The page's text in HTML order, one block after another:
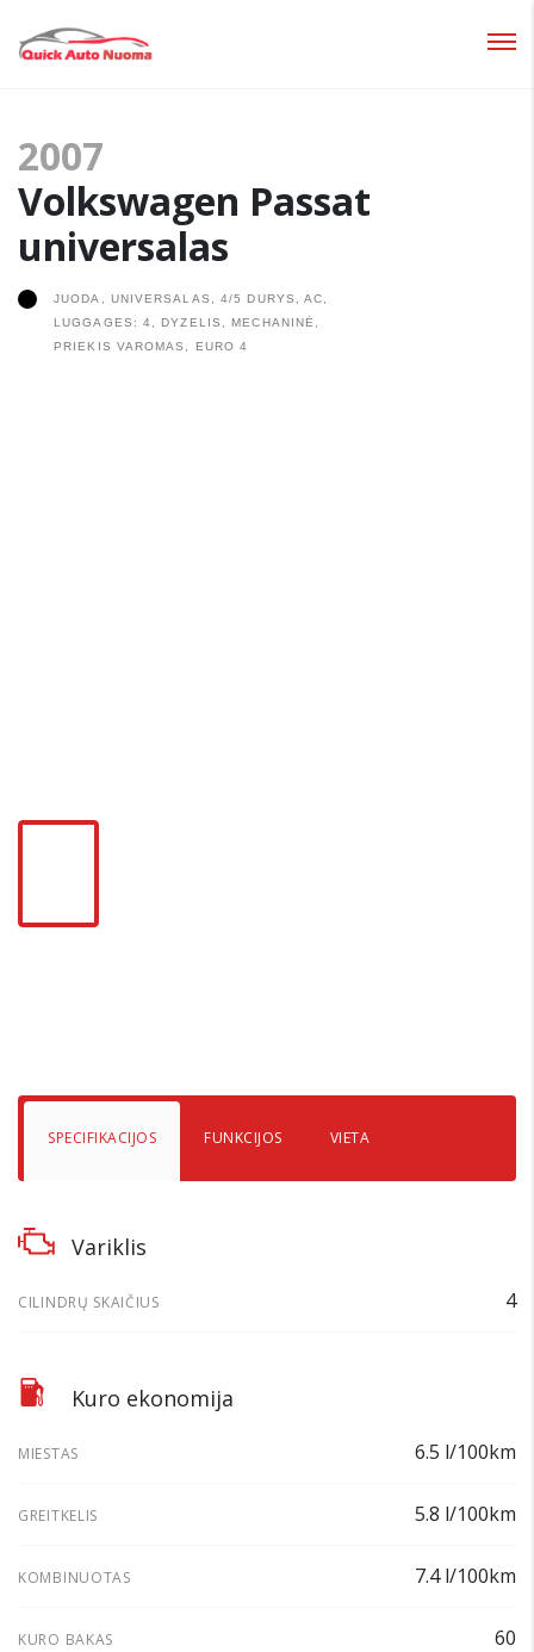
2007
Volkswagen Passat
universalas
JUODA, UNIVERSALAS, 4/5 DURYS, AC,
LUGGAGES: 4, DYZELIS, MECHANINĖ,
PRIEKIS VAROMAS, EURO 4
SPECIFIKACIJOS FUNKCIJOS VIETA
Variklis
CILINDRŲ SKAIČIUS 4
Kuro ekonomija
MIESTAS 6.5 l/100km
GREITKELIS 5.8 l/100km
KOMBINUOTAS 7.4 l/100km
KURO BAKAS 60